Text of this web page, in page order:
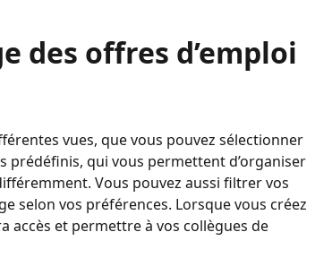
des offres d’emploi
vues, que vous pouvez sélectionner
prédéfinis, qui vous permettent d’organiser
Vous pouvez aussi filtrer vos
selon vos préférences. Lorsque vous créez
accès et permettre à vos collègues de